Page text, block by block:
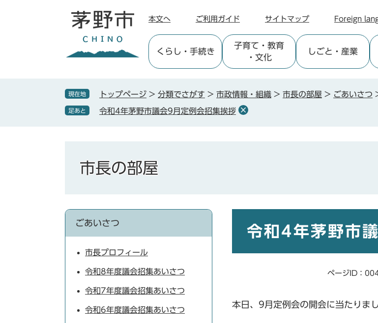
本文へ ご利用ガイド サイトマップ Foreign
くらし ・手続き
子育て ・教育
・文化
しごと ・産業
現在地 トップページ > 分類でさがす > 市政情報・組織 > 市長の部屋 > ごあいさつ
足あと 令和4年茅野市議会9月定例会招集挨拶
市長の部屋
令和4年茅野市
ページID：
本日、9月定例会の開会に当たりま
ごあいさつ
市長プロフィール
令和8年度議会招集あいさつ
令和7年度議会招集あいさつ
令和6年度議会招集あいさつ